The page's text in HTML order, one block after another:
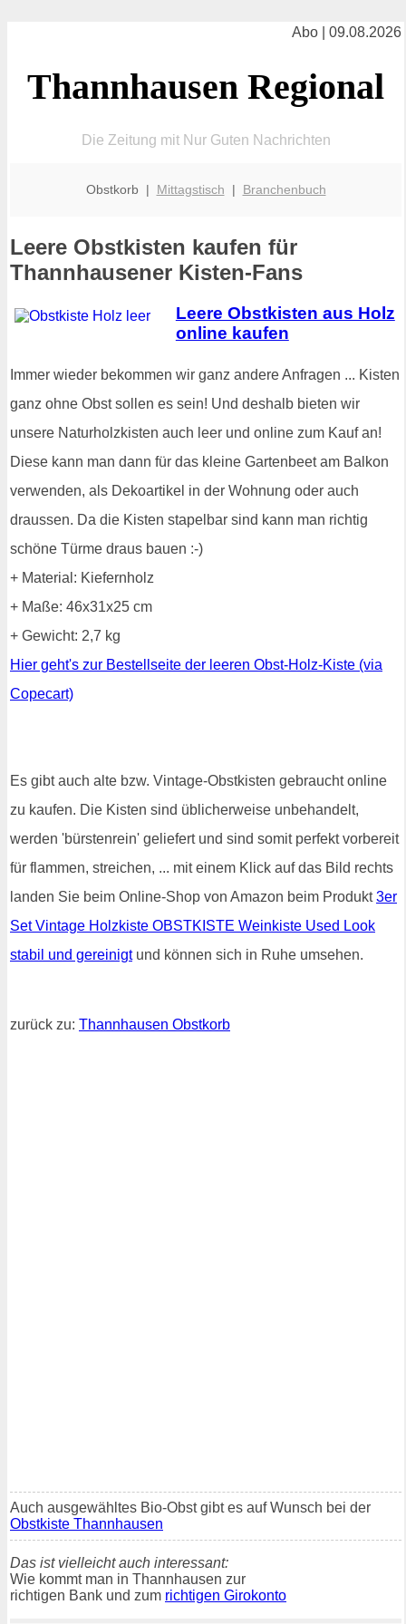
Abo | 09.08.2026
Thannhausen Regional
Die Zeitung mit Nur Guten Nachrichten
Obstkorb | Mittagstisch | Branchenbuch
Leere Obstkisten kaufen für
Thannhausener Kisten-Fans
Leere Obstkisten aus Holz
online kaufen
Immer wieder bekommen wir ganz andere Anfragen ... Kisten
ganz ohne Obst sollen es sein! Und deshalb bieten wir
unsere Naturholzkisten auch leer und online zum Kauf an!
Diese kann man dann für das kleine Gartenbeet am Balkon
verwenden, als Dekoartikel in der Wohnung oder auch
draussen. Da die Kisten stapelbar sind kann man richtig
schöne Türme draus bauen :-)
+ Material: Kiefernholz
+ Maße: 46x31x25 cm
+ Gewicht: 2,7 kg
Hier geht's zur Bestellseite der leeren Obst-Holz-Kiste (via
Copecart)
Es gibt auch alte bzw. Vintage-Obstkisten gebraucht online
zu kaufen. Die Kisten sind üblicherweise unbehandelt,
werden 'bürstenrein' geliefert und sind somit perfekt vorbereit
für flammen, streichen, ... mit einem Klick auf das Bild rechts
landen Sie beim Online-Shop von Amazon beim Produkt3er
Set Vintage Holzkiste OBSTKISTE Weinkiste Used Look
stabil und gereinigtund können sich in Ruhe umsehen.
zurück zu: Thannhausen Obstkorb
Auch ausgewähltes Bio-Obst gibt es auf Wunsch bei der
Obstkiste Thannhausen
Das ist vielleicht auch interessant:
Wie kommt man in Thannhausen zur
richtigen Bank und zum richtigen Girokonto